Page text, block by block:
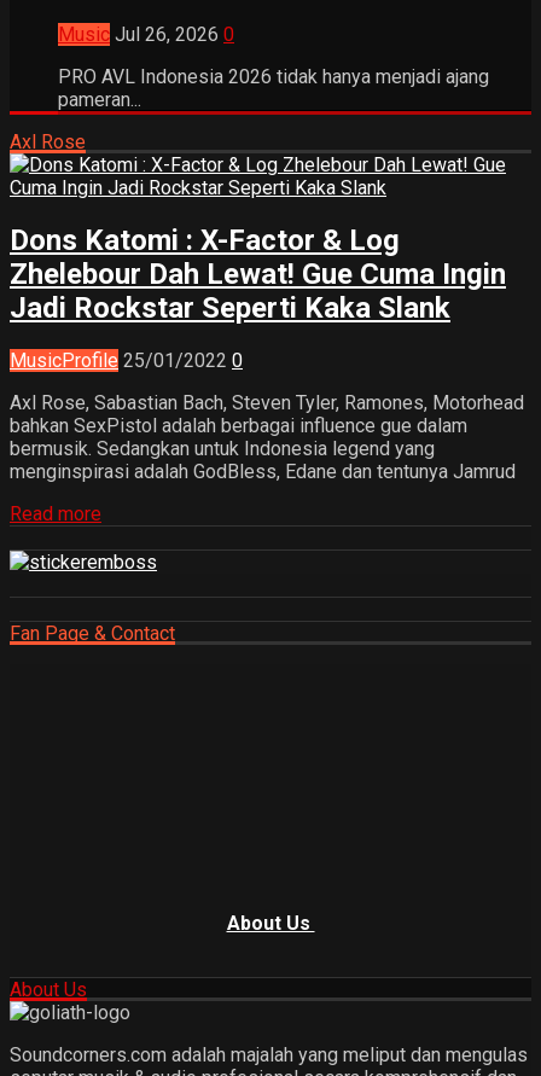
Music Jul 26, 2026 0
PRO AVL Indonesia 2026 tidak hanya menjadi ajang
pameran...
Axl Rose
Dons Katomi : X-Factor & Log
Zhelebour Dah Lewat! Gue Cuma Ingin
Jadi Rockstar Seperti Kaka Slank
MusicProfile 25/01/2022 0
Axl Rose, Sabastian Bach, Steven Tyler, Ramones, Motorhead
bahkan SexPistol adalah berbagai influence gue dalam
bermusik. Sedangkan untuk Indonesia legend yang
menginspirasi adalah GodBless, Edane dan tentunya Jamrud
Read more
Fan Page & Contact
About Us
About Us
Soundcorners.com adalah majalah yang meliput dan mengulas